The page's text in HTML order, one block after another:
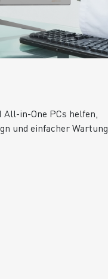
in-One PCs helfen,
und einfacher Wartung